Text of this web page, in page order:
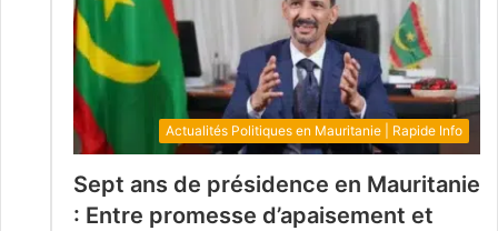
Actualités Politiques en Mauritanie | Rapide Info
Sept ans de présidence en Mauritanie
: Entre promesse d’apaisement et